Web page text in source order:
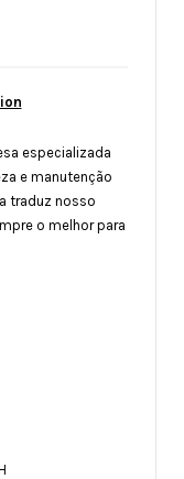
especializada
e manutenção
traduz nosso
o melhor para